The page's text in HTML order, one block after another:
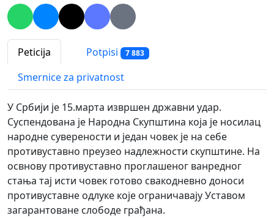
Peticija Potpisi 7 883
Smernice za privatnost
У Србији је 15.марта извршен државни удар.
Суспендована је Народна Скупштина која је носилац
народне суверености и један човек је на себе
противуставно преузео надлежности скупштине. На
освнову противуставно проглашеног ванредног
стања тај исти човек готово свакодневно доноси
противуставне одлуке које ограничавају Уставом
загарантоване слободе грађана.